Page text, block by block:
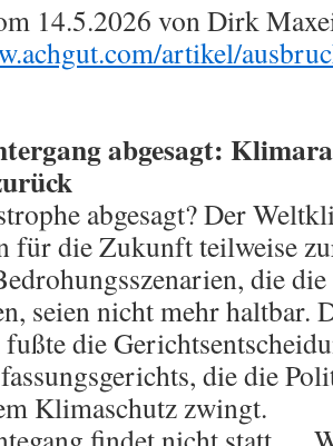
14.5.2026 von Dirk
artikel/
abgesagt:
abgesagt? Der
für die Zukunft teilweise
die
seien nicht mehr haltbar.
die
die die
Klimaschutz zwingt.